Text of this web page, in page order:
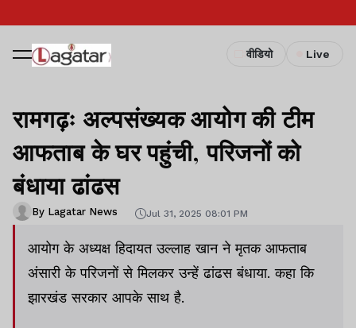
वीडियो Live
रामगढ़ः अल्पसंख्यक आयोग की टीम
आफताब के घर पहुंची, परिजनों को
बंधाया ढांढस
By Lagatar News Jul 31, 2025 08:01 PM
आयोग के अध्यक्ष हिदायत उल्लाह खान ने मृतक आफताब
अंसारी के परिजनों से मिलकर उन्हें ढांढस बंधाया. कहा कि
झारखंड सरकार आपके साथ है.